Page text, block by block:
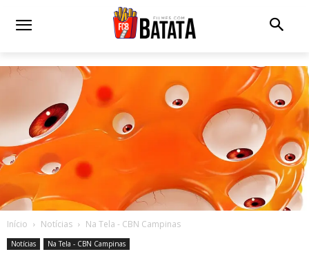
Início Notícias Na Tela - CBN Campinas
Notícias Na Tela - CBN Campinas